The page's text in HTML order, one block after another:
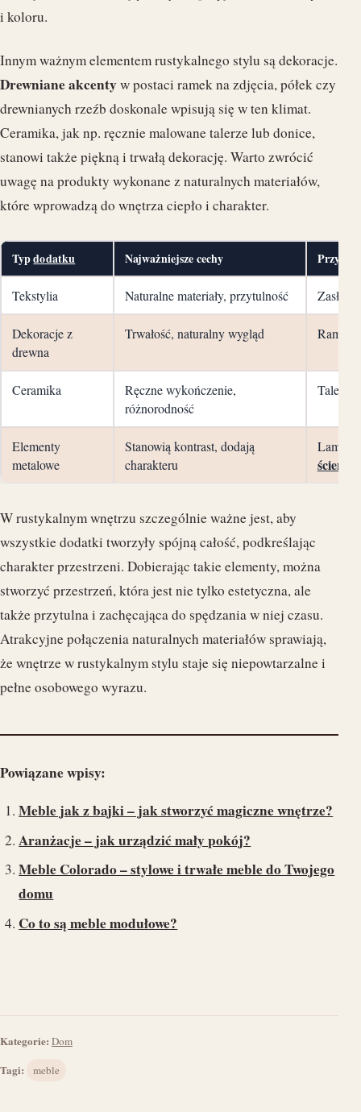
i koloru.
Innym ważnym elementem rustykalnego stylu są dekoracje.
Drewniane akcentyw postaci ramek na zdjęcia, półek czy
drewnianych rzeźb doskonale wpisują się w ten klimat.
Ceramika, jak np. ręcznie malowane talerze lub donice,
stanowi także piękną i trwałą dekorację. Warto zwrócić
uwagę na produkty wykonane z naturalnych materiałów,
które wprowadzą do wnętrza ciepło i charakter.
Typdodatku Najważniejsze cechy
Tekstylia Naturalne materiały, przytulność
Dekoracje z
drewna
Trwałość, naturalny wygląd Ramki,
Ceramika
Ręczne wykończenie,
różnorodność
Elementy
metalowe
Stanowią kontrast, dodają
charakteru
ścienne
W rustykalnym wnętrzu szczególnie ważne jest, aby
wszystkie dodatki tworzyły spójną całość, podkreślając
charakter przestrzeni. Dobierając takie elementy, można
stworzyć przestrzeń, która jest nie tylko estetyczna, ale
także przytulna i zachęcająca do spędzania w niej czasu.
Atrakcyjne połączenia naturalnych materiałów sprawiają,
że wnętrze w rustykalnym stylu staje się niepowtarzalne i
pełne osobowego wyrazu.
Powiązane wpisy:
Meble jak z bajki – jak stworzyć magiczne wnętrze?
Aranżacje – jak urządzić mały pokój?
Meble Colorado – stylowe i trwałe meble do Twojego
domu
Co to są meble modułowe?
Kategorie: Dom
Tagi: meble